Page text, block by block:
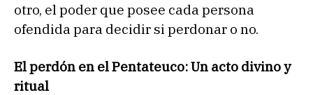
otro, el poder que posee cada persona
ofendida para decidir si perdonar o no.
El perdón en el Pentateuco: Un acto divino y
ritual